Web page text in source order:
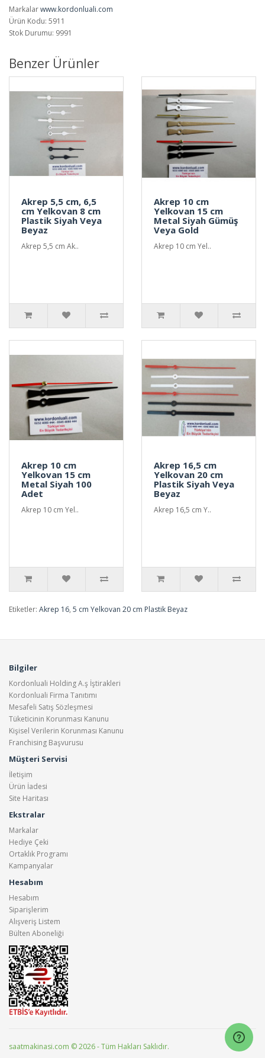
Markalarwww.kordonluali.com
Ürün Kodu: 5911
Stok Durumu: 9991
Benzer Ürünler
Akrep 5,5 cm, 6,5
cm Yelkovan 8 cm
Plastik Siyah Veya
Beyaz
Akrep 5,5 cm Ak..
Akrep 10 cm
Yelkovan 15 cm
Metal Siyah Gümüş
Veya Gold
Akrep 10 cm Yel..
Akrep 10 cm
Yelkovan 15 cm
Metal Siyah 100
Adet
Akrep 10 cm Yel..
Akrep 16,5 cm
Yelkovan 20 cm
Plastik Siyah Veya
Beyaz
Akrep 16,5 cm Y..
Etiketler: Akrep 16, 5 cm Yelkovan 20 cm Plastik Beyaz
Bilgiler
Kordonluali Holding A.ş İştirakleri
Kordonluali Firma Tanıtımı
Mesafeli Satış Sözleşmesi
Tüketicinin Korunması Kanunu
Kişisel Verilerin Korunması Kanunu
Franchising Başvurusu
Müşteri Servisi
İletişim
Ürün İadesi
Site Haritası
Ekstralar
Markalar
Hediye Çeki
Ortaklık Programı
Kampanyalar
Hesabım
Hesabım
Siparişlerim
Alışveriş Listem
Bülten Aboneliği
saatmakinasi.com © 2026 - Tüm Hakları Saklıdır.